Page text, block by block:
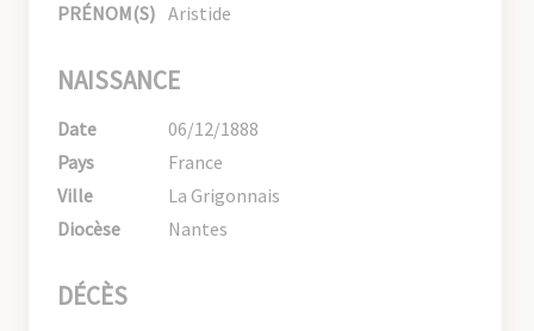
PRÉNOM(S) Aristide
NAISSANCE
Date
06/12/1888
Pays
France
Ville
La Grigonnais
Diocèse
Nantes
DÉCÈS